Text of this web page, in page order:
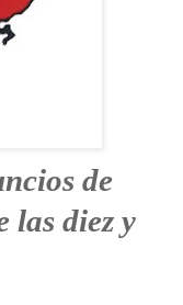
de
las diez y